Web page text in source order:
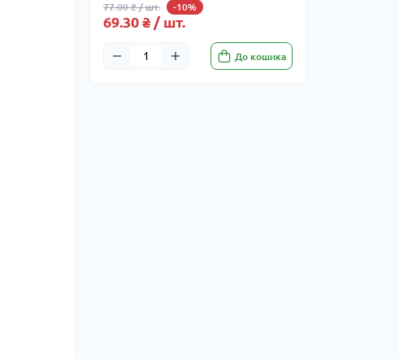
77.00 ₴ / шт. -10%
69.30 ₴ / шт.
До кошика